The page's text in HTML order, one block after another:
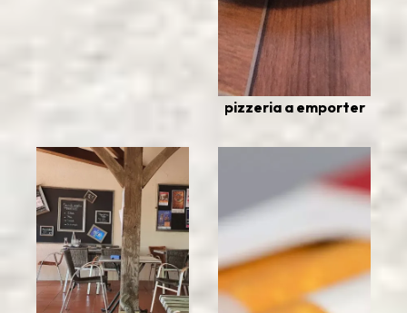
pizzeria a emporter